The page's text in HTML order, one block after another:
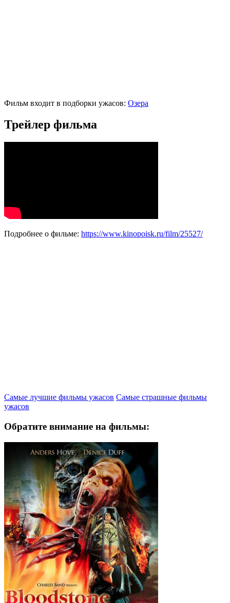
Фильм входит в подборки ужасов: Озера
Трейлер фильма
Подробнее о фильме: https://www.kinopoisk.ru/film/25527/
Самые лучшие фильмы ужасов Самые страшные фильмы
ужасов
Обратите внимание на фильмы: